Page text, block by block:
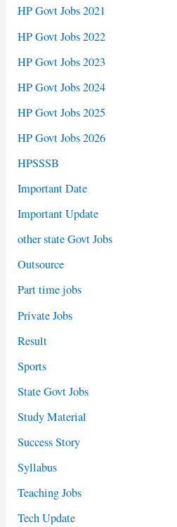
HP Govt Jobs 2021
HP Govt Jobs 2022
HP Govt Jobs 2023
HP Govt Jobs 2024
HP Govt Jobs 2025
HP Govt Jobs 2026
HPSSSB
Important Date
Important Update
other state Govt Jobs
Outsource
Part time jobs
Private Jobs
Result
Sports
State Govt Jobs
Study Material
Success Story
Syllabus
Teaching Jobs
Tech Update